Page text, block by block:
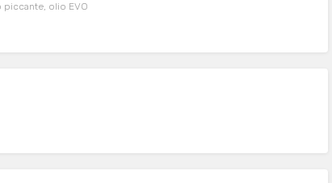
piccante, olio EVO